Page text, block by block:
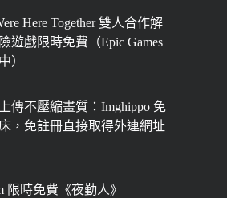
Here Together 雙人合作解
遊戲限時免費（Epic Games
）
傳不壓縮畫質：Imghippo 免
，免註冊直接取得外連網址
限時免費《夜勤人》